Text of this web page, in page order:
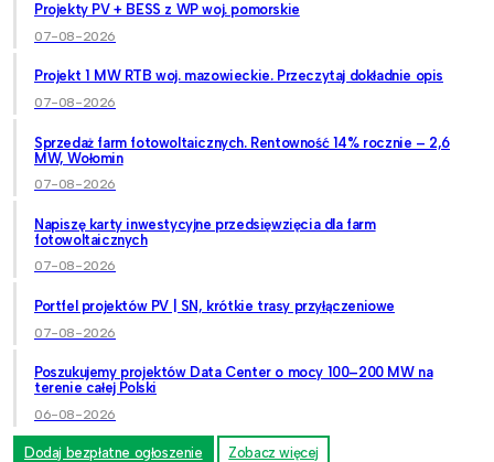
Projekty PV + BESS z WP woj. pomorskie
07-08-2026
Projekt 1 MW RTB woj. mazowieckie. Przeczytaj dokładnie opis
07-08-2026
Sprzedaż farm fotowoltaicznych. Rentowność 14% rocznie – 2,6
MW, Wołomin
07-08-2026
Napiszę karty inwestycyjne przedsięwzięcia dla farm
fotowoltaicznych
07-08-2026
Portfel projektów PV | SN, krótkie trasy przyłączeniowe
07-08-2026
Poszukujemy projektów Data Center o mocy 100–200 MW na
terenie całej Polski
06-08-2026
Dodaj bezpłatne ogłoszenie Zobacz więcej